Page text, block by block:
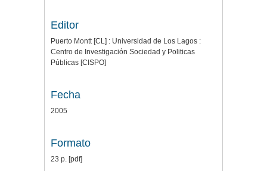
Editor
Puerto Montt [CL] : Universidad de Los Lagos :
Centro de Investigación Sociedad y Politicas
Públicas [CISPO]
Fecha
2005
Formato
23 p. [pdf]